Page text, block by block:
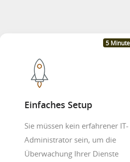
5
Einfaches Setup
Sie müssen kein erfahrener IT-
Administrator sein, um die
Überwachung Ihrer Dienste